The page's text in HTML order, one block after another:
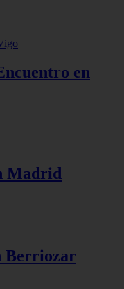
en
Madrid
Berriozar